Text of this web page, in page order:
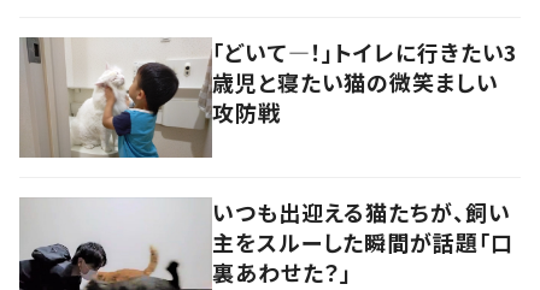
「どいて―！」トイレに行きたい3
歳児と寝たい猫の微笑ましい
攻防戦
いつも出迎える猫たちが、飼い
主をスルーした瞬間が話題「口
裏あわせた？」